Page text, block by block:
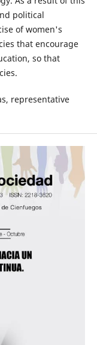
political
of women's
that encourage
so that
representative